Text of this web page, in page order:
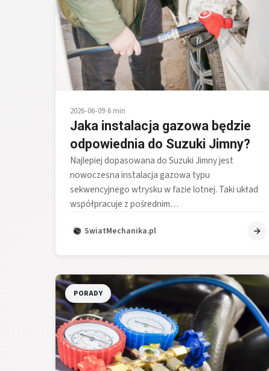
2026-06-09•6 min
Jaka instalacja gazowa będzie
odpowiednia do Suzuki Jimny?
Najlepiej dopasowana do Suzuki Jimny jest
nowoczesna instalacja gazowa typu
sekwencyjnego wtrysku w fazie lotnej. Taki układ
współpracuje z pośrednim…
SwiatMechanika.pl
PORADY